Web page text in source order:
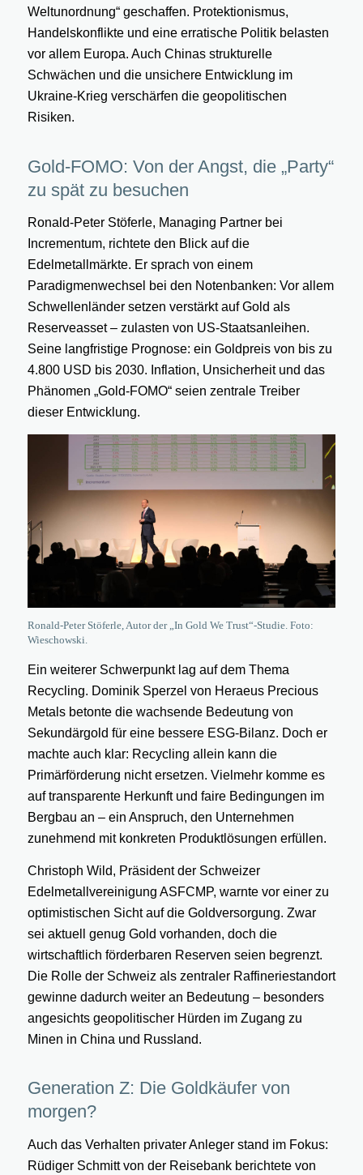
Weltunordnung“ geschaffen. Protektionismus,
Handelskonflikte und eine erratische Politik belasten
vor allem Europa. Auch Chinas strukturelle
Schwächen und die unsichere Entwicklung im
Ukraine-Krieg verschärfen die geopolitischen
Risiken.
Gold-FOMO: Von der Angst, die „Party“
zu spät zu besuchen
Ronald-Peter Stöferle, Managing Partner bei
Incrementum, richtete den Blick auf die
Edelmetallmärkte. Er sprach von einem
Paradigmenwechsel bei den Notenbanken: Vor allem
Schwellenländer setzen verstärkt auf Gold als
Reserveasset – zulasten von US-Staatsanleihen.
Seine langfristige Prognose: ein Goldpreis von bis zu
4.800 USD bis 2030. Inflation, Unsicherheit und das
Phänomen „Gold-FOMO“ seien zentrale Treiber
dieser Entwicklung.
Ronald-Peter Stöferle, Autor der „In Gold We Trust“-Studie. Foto:
Wieschowski.
Ein weiterer Schwerpunkt lag auf dem Thema
Recycling. Dominik Sperzel von Heraeus Precious
Metals betonte die wachsende Bedeutung von
Sekundärgold für eine bessere ESG-Bilanz. Doch er
machte auch klar: Recycling allein kann die
Primärförderung nicht ersetzen. Vielmehr komme es
auf transparente Herkunft und faire Bedingungen im
Bergbau an – ein Anspruch, den Unternehmen
zunehmend mit konkreten Produktlösungen erfüllen.
Christoph Wild, Präsident der Schweizer
Edelmetallvereinigung ASFCMP, warnte vor einer zu
optimistischen Sicht auf die Goldversorgung. Zwar
sei aktuell genug Gold vorhanden, doch die
wirtschaftlich förderbaren Reserven seien begrenzt.
Die Rolle der Schweiz als zentraler Raffineriestandort
gewinne dadurch weiter an Bedeutung – besonders
angesichts geopolitischer Hürden im Zugang zu
Minen in China und Russland.
Generation Z: Die Goldkäufer von
morgen?
Auch das Verhalten privater Anleger stand im Fokus:
Rüdiger Schmitt von der Reisebank berichtete von